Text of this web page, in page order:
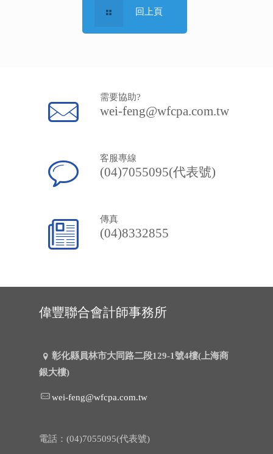
回上頁
需要協助?
wei-feng@wfcpa.com.tw
客服專線
(04)7055095(代表號)
傳真
(04)8332855
偉豐聯合會計師事務所
彰化縣員林市大同路二段129-1號4樓(上海商
銀大樓)
wei-feng@wfcpa.com.tw
電話：(04)7055095(代表號)